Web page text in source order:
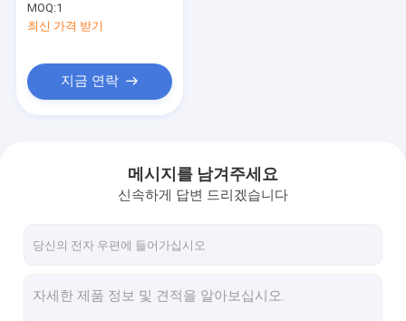
사건
두배 도리 천장 주행용 기중기
수력 가위 리프팅 테이블
MOQ:1
최신 가격 받기
지금 연락
메시지를 남겨주세요
신속하게 답변 드리겠습니다